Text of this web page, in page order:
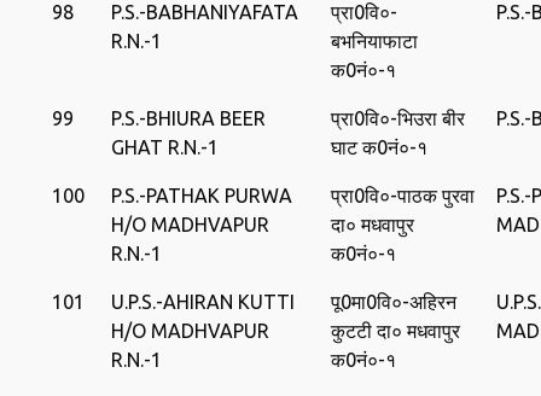
98
P.S.-BABHANIYAFATA
R.N.-1
प्रा0वि०-
बभनियाफाटा
क0नं०-१
99
P.S.-BHIURA BEER
GHAT R.N.-1
प्रा0वि०-भिउरा बीर
घाट क0नं०-१
P.S.-
100
P.S.-PATHAK PURWA
H/O MADHVAPUR
R.N.-1
प्रा0वि०-पाठक पुरवा
दा० मधवापुर
क0नं०-१
101
U.P.S.-AHIRAN KUTTI
H/O MADHVAPUR
R.N.-1
पू0मा0वि०-अहिरन
कुटटी दा० मधवापुर
क0नं०-१